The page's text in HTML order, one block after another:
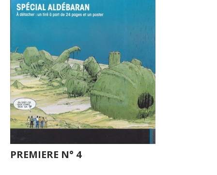
PREMIERE N° 4